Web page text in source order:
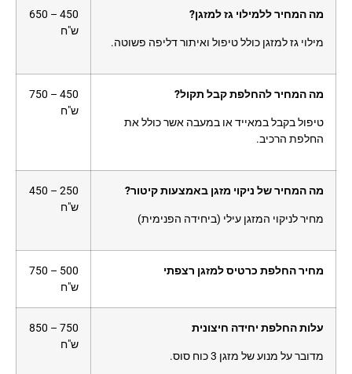
מה המחיר ללמילוי גז למזגן?
מילוי גז למזגן כולל טיפול ואיתור דליפה פשוטה.
450 – 650
ש"ח
מה המחיר להחלפת קבל תקול?
טיפול בקבל במאייד או במעבה אשר כולל את
החלפת הרכיב.
450 – 750
ש"ח
מה המחיר של ניקוי מזגן באמצעות קיטור?
מחיר לניקוי המזגן עילי (ביחידה הפנימית)
250 – 450
ש"ח
מחיר החלפת כרטיס למזגן רצפתי
500 – 750
ש"ח
עלות החלפת יחידה חיצונית
מדובר על מנוע של מזגן 3 כוח סוס.
750 – 850
ש"ח